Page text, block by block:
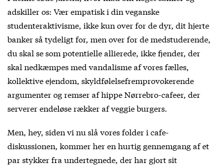
adskiller os: Vær empatisk i din veganske
studenteraktivisme, ikke kun over for de dyr, dit hjerte
banker så tydeligt for, men over for de medstuderende,
du skal se som potentielle allierede, ikke fjender, der
skal nedkæmpes med vandalisme af vores fælles,
kollektive ejendom, skyldfølelsefremprovokerende
argumenter og remser af hippe Nørrebro-cafeer, der
serverer endeløse rækker af veggie burgers.
Men, hey, siden vi nu slå vores folder i cafe-
diskussionen, kommer her en hurtig gennemgang af et
par stykker fra undertegnede, der har gjort sit